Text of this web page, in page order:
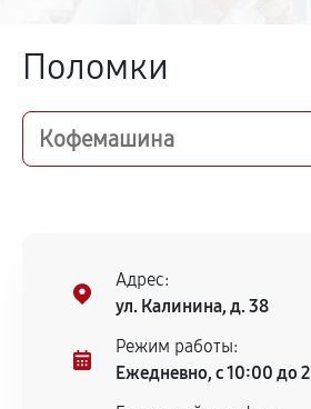
Поломки
Кофемашина
Адрес:
ул. Калинина, д. 38
Режим работы:
Ежедневно, с 10:00 до